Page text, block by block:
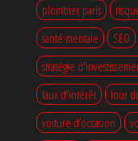
plombier paris
santé mentale
SEO
stratégie
taux d'intérêt
tour
voiture d’occasion